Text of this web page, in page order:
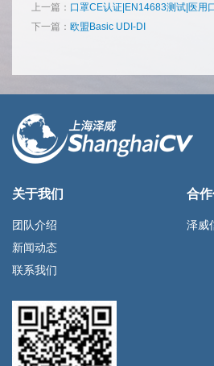
上一篇： 口罩CE认证|EN14683测试|医用
下一篇： 欧盟Basic UDI-DI
关于我们
团队介绍
新闻动态
联系我们
合
泽威